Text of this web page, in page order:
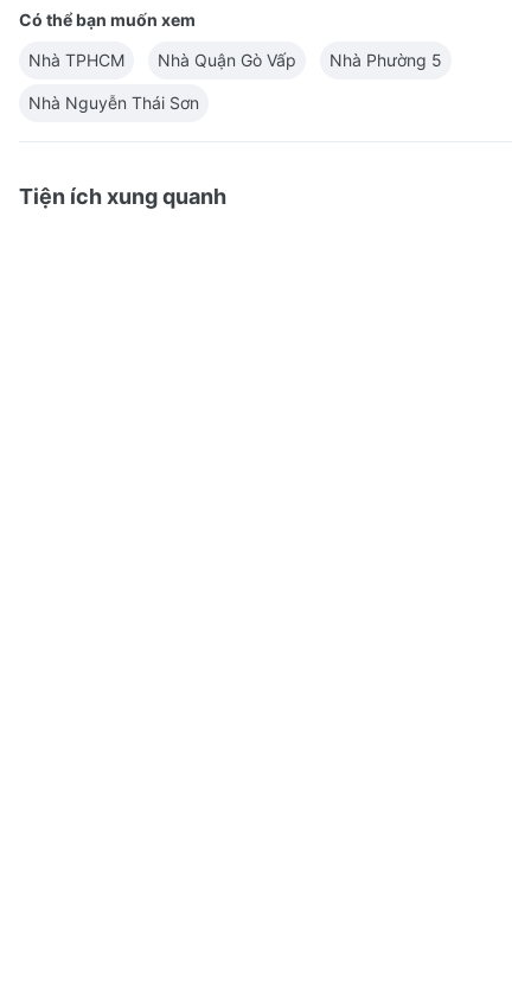
Có thể bạn muốn xem
Nhà TPHCM
Nhà Quận Gò Vấp Nhà Phường 5
Nhà Nguyễn Thái Sơn
Tiện ích xung quanh